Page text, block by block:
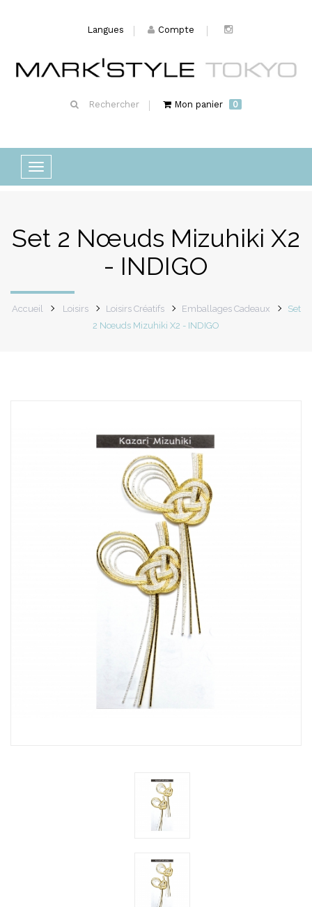
Langues Compte
Rechercher Mon panier 0
Basculer
la
Set 2 Nœuds Mizuhiki X2
- INDIGO
Accueil Loisirs Loisirs Créatifs Emballages Cadeaux
Set
2 Nœuds Mizuhiki X2 - INDIGO